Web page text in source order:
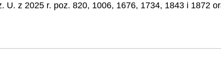
U. z 2025 r. poz. 820, 1006, 1676, 1734, 1843 i 1872